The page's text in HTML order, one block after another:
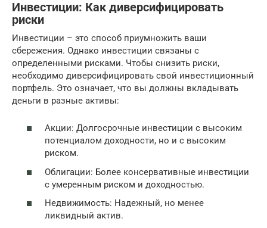
Инвестиции: Как диверсифицировать
риски
Инвестиции – это способ приумножить ваши
сбережения. Однако инвестиции связаны с
определенными рисками. Чтобы снизить риски,
необходимо диверсифицировать свой инвестиционный
портфель. Это означает, что вы должны вкладывать
деньги в разные активы:
Акции: Долгосрочные инвестиции с высоким
потенциалом доходности, но и с высоким
риском.
Облигации: Более консервативные инвестиции
с умеренным риском и доходностью.
Недвижимость: Надежный, но менее
ликвидный актив.